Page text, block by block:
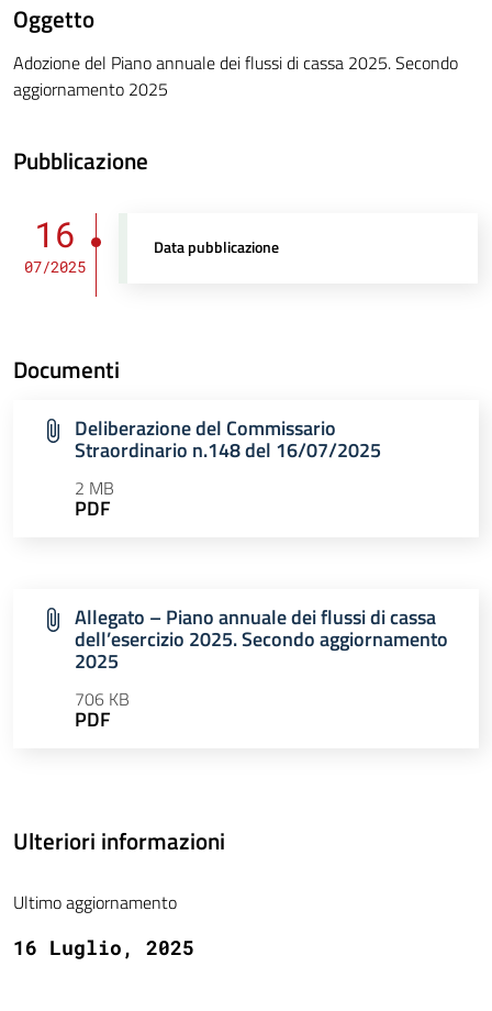
Oggetto
Adozione del Piano annuale dei flussi di cassa 2025. Secondo
aggiornamento 2025
Pubblicazione
16
07/2025
Data pubblicazione
Documenti
Deliberazione del Commissario
Straordinario n.148 del 16/07/2025
2 MB
PDF
Allegato – Piano annuale dei flussi di cassa
dell’esercizio 2025. Secondo aggiornamento
2025
706 KB
PDF
Ulteriori informazioni
Ultimo aggiornamento
16 Luglio, 2025